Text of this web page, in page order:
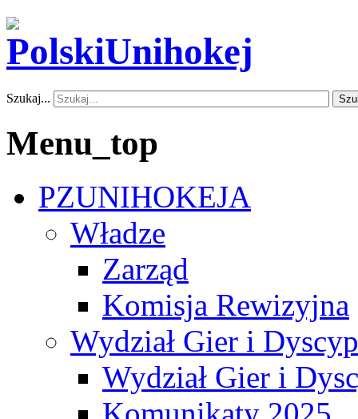
Szukaj...
Menu_top
PZUNIHOKEJA
Władze
Zarząd
Komisja Rewizyjna
Wydział Gier i
Wydział Gier i